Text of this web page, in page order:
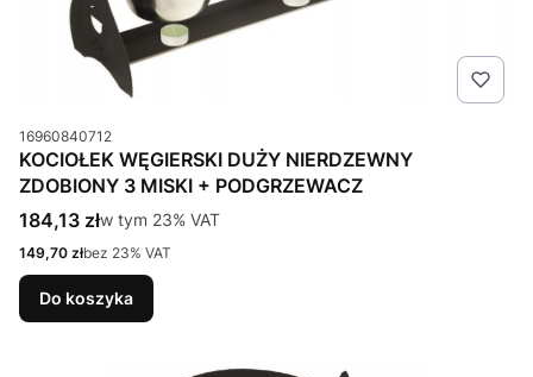
Kod produktu
16960840712
KOCIOŁEK WĘGIERSKI DUŻY NIERDZEWNY
ZDOBIONY 3 MISKI + PODGRZEWACZ
Cena brutto
184,13 złw tym %s VAT
w tym 23% VAT
Cena netto
149,70 złbez 23% VAT
Do koszyka